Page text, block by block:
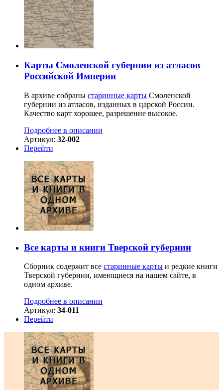
Карты Смоленской губернии из атласов
Российской Империи
В архиве собраны старинные карты Смоленской
губернии из атласов, изданных в царской России.
Качество карт хорошее, разрешение высокое.
Подробнее в описании
Артикул: 32-002
Перейти
Все карты и книги Тверской губернии
Сборник содержит все старинные карты и редкие книги
Тверской губернии, имеющиеся на нашем сайте, в
одном архиве.
Подробнее в описании
Артикул: 34-011
Перейти